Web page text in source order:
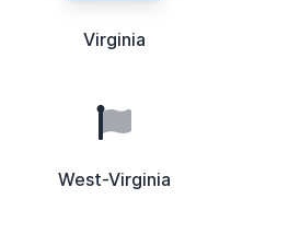
Virginia
West-Virginia